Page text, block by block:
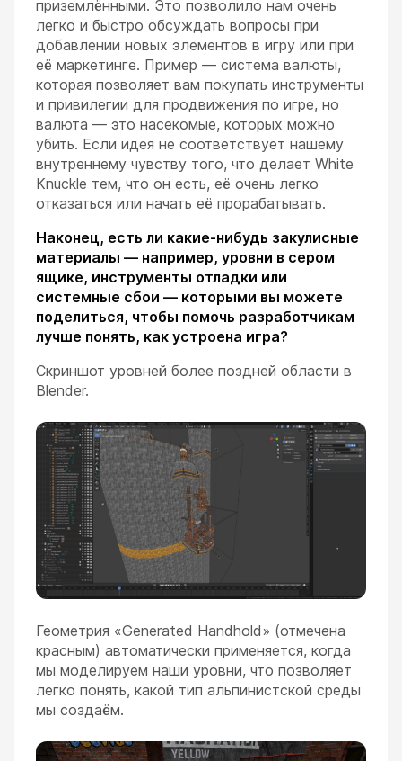
приземлёнными. Это позволило нам очень
легко и быстро обсуждать вопросы при
добавлении новых элементов в игру или при
её маркетинге. Пример — система валюты,
которая позволяет вам покупать инструменты
и привилегии для продвижения по игре, но
валюта — это насекомые, которых можно
убить. Если идея не соответствует нашему
внутреннему чувству того, что делает White
Knuckle тем, что он есть, её очень легко
отказаться или начать её прорабатывать.
Наконец, есть ли какие-нибудь закулисные
материалы — например, уровни в сером
ящике, инструменты отладки или
системные сбои — которыми вы можете
поделиться, чтобы помочь разработчикам
лучше понять, как устроена игра?
Скриншот уровней более поздней области в
Blender.
Геометрия «Generated Handhold» (отмечена
красным) автоматически применяется, когда
мы моделируем наши уровни, что позволяет
легко понять, какой тип альпинистской среды
мы создаём.